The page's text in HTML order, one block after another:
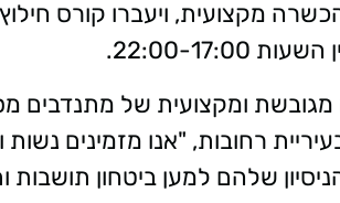
ומקצועית של מתנדבים
רחובות, "אנו מזמינים
שלהם למען ביטחון תושבות